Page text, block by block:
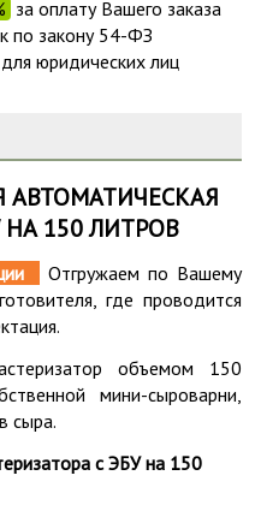
за оплату Вашего заказа
по закону 54-ФЗ
юридических лиц
АВТОМАТИЧЕСКАЯ
150 ЛИТРОВ
Отгружаем по Вашему
где проводится
объемом 150
мини-сыроварни,
сыра.
с ЭБУ на 150